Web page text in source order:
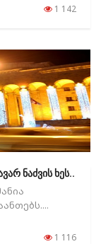
1 142
ნაძვის ხეს..
1 116